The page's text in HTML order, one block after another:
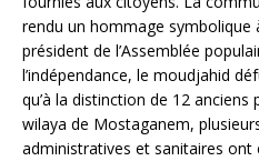
rendu un hommage
président de l’Assemblée
l’indépendance, le moudjahid
qu’à la distinction de 12 anciens
wilaya de Mostaganem,
administratives et sanitaires